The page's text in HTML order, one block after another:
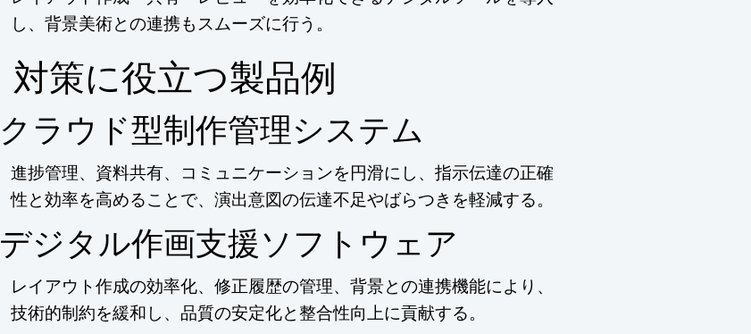
し、背景美術との連携もスムーズに行う。
​対策に役立つ製品例
クラウド型制作管理システム
進捗管理、資料共有、コミュニケーションを円滑にし、指示伝達の正確
性と効率を高めることで、演出意図の伝達不足やばらつきを軽減する。
デジタル作画支援ソフトウェア
レイアウト作成の効率化、修正履歴の管理、背景との連携機能により、
技術的制約を緩和し、品質の安定化と整合性向上に貢献する。